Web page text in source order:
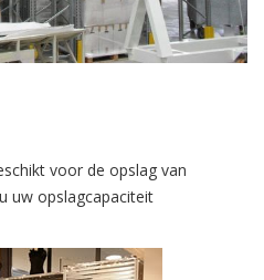
voor de opslag van
uw opslagcapaciteit